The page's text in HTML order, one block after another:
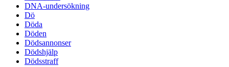
DNA-undersökning
Dö
Döda
Döden
Dödsannonser
Dödshjälp
Dödsstraff